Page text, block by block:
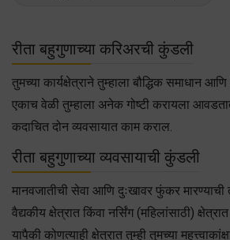
रीता बहुगुणाच्या करिअरची कुंडली
तुमच्या कार्यक्षेत्राने तुम्हाला बौद्धिक समाधान
एकाच वेळी तुम्हाला अनेक गोष्टी करायला
कदाचित दोन व्यवसायात काम कराल.
रीता बहुगुणाच्या व्यवसायाची कुंडली
मानवजातीची सेवा आणि दुःखावर फुंकर मारण्याची
वैद्यकीय क्षेत्रात किंवा नर्सिंग (महिलांसाठी)
यापैकी कोणत्याही क्षेत्रात तुम्ही तुमच्या